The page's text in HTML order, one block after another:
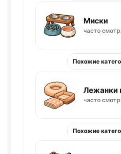
Миски
часто
Похожие
Лежанки
часто
Похожие